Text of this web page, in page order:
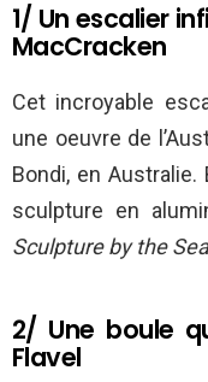
1/ Un escalier
MacCracken
Cet incroyable
une oeuvre de
Bondi, en Australie.
sculpture en
Sculpture by the Sea
2/ Une boule
Flavel